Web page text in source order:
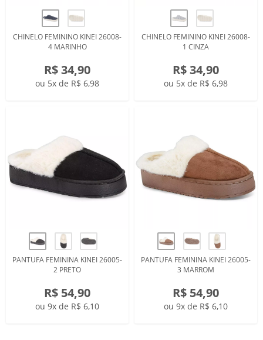
CHINELO FEMININO KINEI 26008-
4 MARINHO
R$ 34,90
ou 5x de R$ 6,98
CHINELO FEMININO KINEI 26008-
1 CINZA
R$ 34,90
ou 5x de R$ 6,98
PANTUFA FEMININA KINEI 26005-
2 PRETO
R$ 54,90
ou 9x de R$ 6,10
PANTUFA FEMININA KINEI 26005-
3 MARROM
R$ 54,90
ou 9x de R$ 6,10